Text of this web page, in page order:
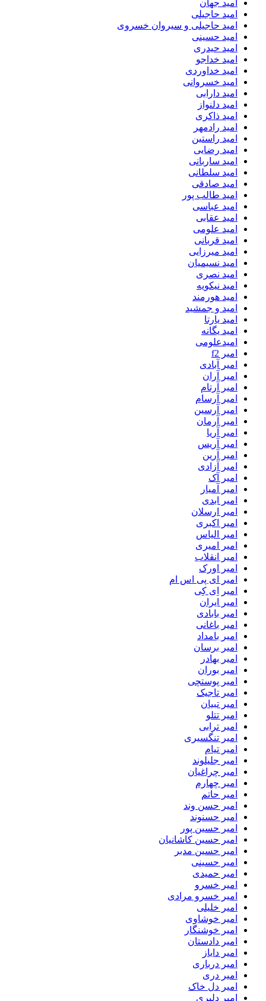
امید جهان
امید حاجیلی
امید حاجیلی و سیروان خسروی
امید حسینی
امید حیدری
امید خداجو
امید خداوردی
امید خسروانی
امید دارابی
امید دلنواز
امید ذاکری
امید رادمهر
امید راستین
امید رضایی
امید ساربانی
امید سلطانی
امید صادقی
امید طالب پور
امید عباسی
امید عقابی
امید علومی
امید قربانی
امید میرزایی
امید نسیمیان
امید نصری
امید نیکویه
امید هورمند
امید و جمشید
امید یارتا
امید یگانه
امیدعلومی
امیر f2
امیر آبادی
امیر آران
امیر آرتام
امیر آرسام
امیر آرسین
امیر آرمان
امیر آریا
امیر آریس
امیر آرین
امیر آزادی
امیر آک
امیر آمیار
امیر ابدی
امیر ارسلان
امیر اکبری
امیر الیاس
امیر امیری
امیر انقلاب
امیر اورک
امیر ای پی اس ام
امیر اِی کِی
امیر ایران
امیر بابادی
امیر باغانی
امیر بامداد
امیر برسان
امیر بهادر
امیر بوران
امیر پوستچی
امیر تاجیک
امیر تبیان
امیر تتلو
امیر ترابی
امیر تنگسیری
امیر تیام
امیر جلیلوند
امیر چراغیان
امیر چهارم
امیر حاتم
امیر حسن وند
امیر حسنوند
امیر حسین پور
امیر حسین کاشانیان
امیر حسین مدبر
امیر حسینی
امیر حمیدی
امیر خسرو
امیر خسرو مرادی
امیر خلیلی
امیر خوشاوی
امیر خوشنگار
امیر دادستان
امیر دایاز
امیر درباری
امیر دری
امیر دل خاک
امیر دلیری